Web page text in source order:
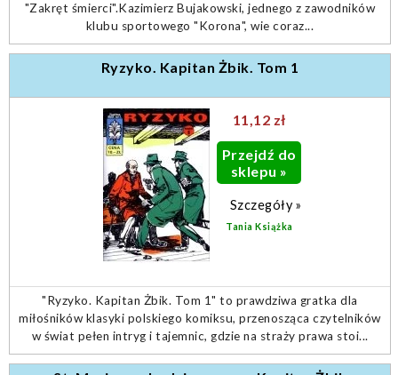
"Zakręt śmierci".Kazimierz Bujakowski, jednego z zawodników
klubu sportowego "Korona", wie coraz...
Ryzyko. Kapitan Żbik. Tom 1
11,12 zł
Przejdź do
sklepu »
Szczegóły »
Tania Książka
"Ryzyko. Kapitan Żbik. Tom 1" to prawdziwa gratka dla
miłośników klasyki polskiego komiksu, przenosząca czytelników
w świat pełen intryg i tajemnic, gdzie na straży prawa stoi...